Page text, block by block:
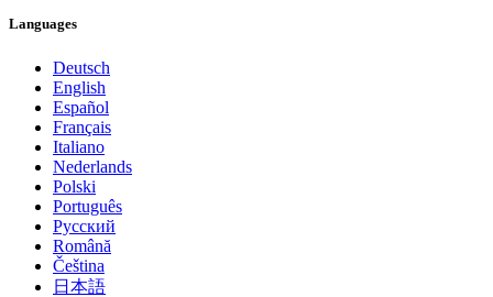
Languages
Deutsch
English
Español
Français
Italiano
Nederlands
Polski
Português
Pусский
Română
Čeština
日本語